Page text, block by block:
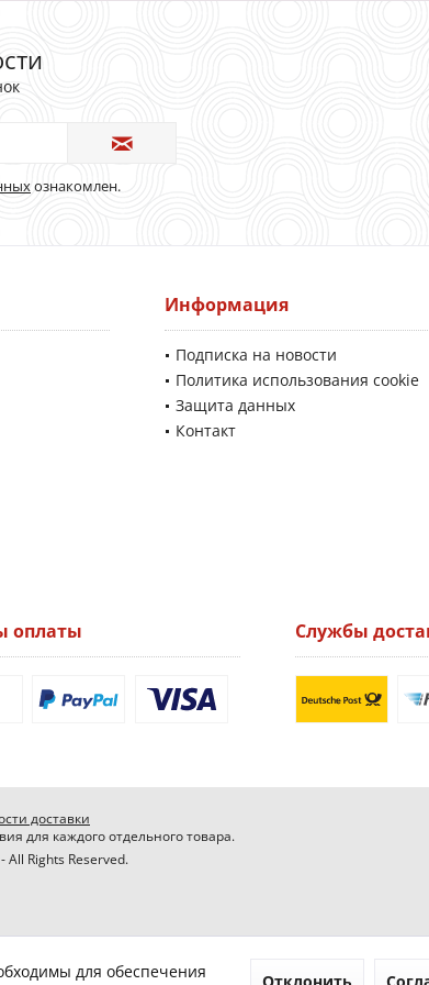
ознакомлен.
Информация
Подписка на новости
Политика использования cookie
Защита данных
Контакт
оплаты Службы
доставки
для каждого отдельного товара.
Rights Reserved.
для обеспечения